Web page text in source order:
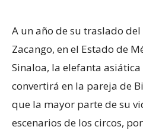
A un año de su traslado
Zacango, en el Estado de
Sinaloa, la elefanta asiática
convertirá en la pareja de
que la mayor parte de su
escenarios de los circos,